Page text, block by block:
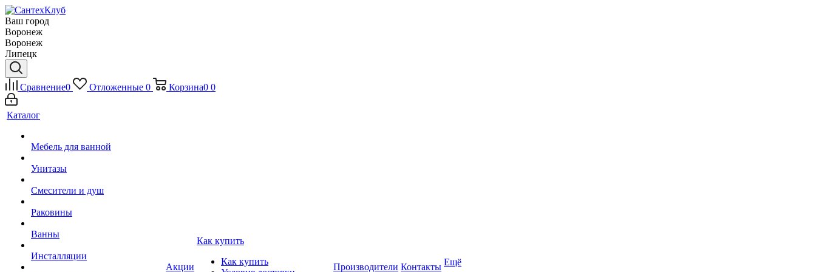
Ваш город
Воронеж
Воронеж
Липецк
Сравнение0 Отложенные 0 Корзина0 0
Каталог
Мебель для ванной
Унитазы
Смесители и душ
Раковины
Ванны
Инсталляции
Акции
Как купить
Как купить
Производители Контакты Ещё